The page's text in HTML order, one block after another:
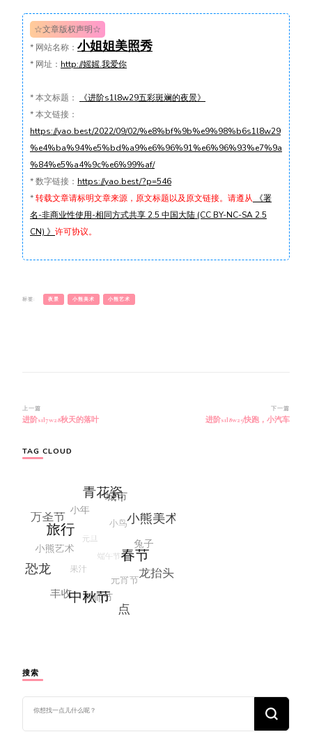
☆文章版权声明☆
* 网站名称： 小姐姐美照秀
* 网址： http://媱媱.我爱你
*本文标题：
《进阶s1l8w29五彩斑斓的夜景》
*本文链接：
https://yao.best/2022/09/02/%e8%bf%9b%e9%98%b6s1l8w29
%e4%ba%94%e5%bd%a9%e6%96%91%e6%96%93%e7%9a
%84%e5%a4%9c%e6%99%af/
*数字链接： https://yao.best/?p=546
*转载文章请标明文章来源，原文标题以及原文链接。请遵从 《署
名-非商业性使用-相同方式共享 2.5 中国大陆 (CC BY-NC-SA 2.5
CN) 》 许可协议。
标签: 夜景 小熊美术 小熊艺术
博
文
航
上一篇
进阶s1l7w28秋天的落叶
下一篇
进阶s1l8w29快跑，小汽车
TAG CLOUD
搜索
么